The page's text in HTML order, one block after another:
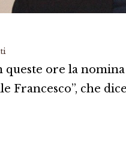
queste ore la
Francesco”, che